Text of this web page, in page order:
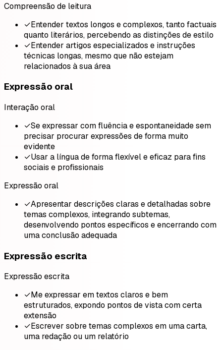
Compreensão de leitura
✓Entender textos longos e complexos, tanto factuais
quanto literários, percebendo as distinções de estilo
✓Entender artigos especializados e instruções
técnicas longas, mesmo que não estejam
relacionados à sua área
Expressão oral
Interação oral
✓Se expressar com fluência e espontaneidade sem
precisar procurar expressões de forma muito
evidente
✓Usar a língua de forma flexível e eficaz para fins
sociais e profissionais
Expressão oral
✓Apresentar descrições claras e detalhadas sobre
temas complexos, integrando subtemas,
desenvolvendo pontos específicos e encerrando com
uma conclusão adequada
Expressão escrita
Expressão escrita
✓Me expressar em textos claros e bem
estruturados, expondo pontos de vista com certa
extensão
✓Escrever sobre temas complexos em uma carta,
uma redação ou um relatório